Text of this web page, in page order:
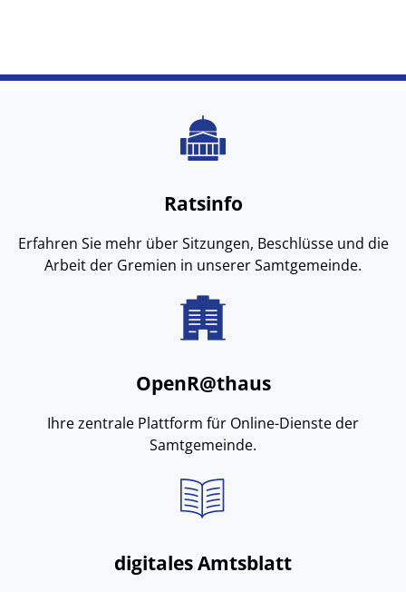
Ratsinfo
Erfahren Sie mehr über Sitzungen, Beschlüsse und die
Arbeit der Gremien in unserer Samtgemeinde.
OpenR@thaus
Ihre zentrale Plattform für Online-Dienste der
Samtgemeinde.
digitales Amtsblatt